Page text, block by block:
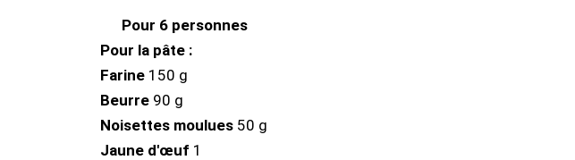
Pour 6 personnes
Pour la pâte :
Farine 150 g
Beurre 90 g
Noisettes moulues 50 g
Jaune d'œuf 1